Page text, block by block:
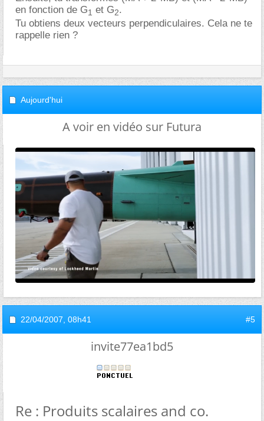
en fonction de G1 et G2.
Tu obtiens deux vecteurs perpendiculaires. Cela ne te
rappelle rien ?
Aujourd'hui
A voir en vidéo sur Futura
22/04/2007, 08h41 #5
invite77ea1bd5
Re : Produits scalaires and co.